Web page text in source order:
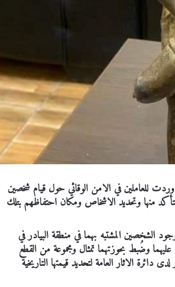
للعاملين في الامن الوقائي حول قيام شخصين
منها وتحديد الاشخاص ومكان احتفاظهم بتلك
الشخصين المشتبه بهما في منطقة البيادر في
وضُبط بحوزتهما تمثال ومجموعة من القطع
دائرة الاثار العامة لتحديد قيمتها التاريخية